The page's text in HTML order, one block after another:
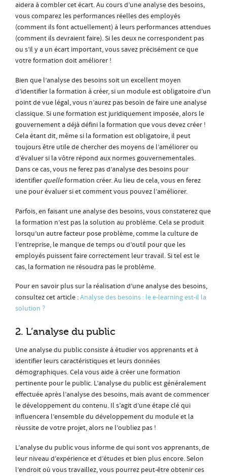
aidera à combler cet écart. Au cours d’une analyse des besoins,
vous comparez les performances réelles des employés
(comment ils font actuellement) à leurs performances attendues
(comment ils devraient faire). Si les deux ne correspondent pas
ou s’il y a un écart important, vous savez précisément ce que
votre formation doit améliorer !
Bien que l’analyse des besoins soit un excellent moyen
d’identifier la formation à créer, si un module est obligatoire d’un
point de vue légal, vous n’aurez pas besoin de faire une analyse
classique. Si une formation est juridiquement imposée, alors le
gouvernement a déjà défini la formation que vous devez créer !
Cela étant dit, même si la formation est obligatoire, il peut
toujours être utile de chercher des moyens de l’améliorer ou
d’évaluer si la vôtre répond aux normes gouvernementales.
Dans ce cas, vous ne ferez pas d’analyse des besoins pour
identifier quelleformation créer. Au lieu de cela, vous en ferez
une pour évaluer si et comment vous pouvez l’améliorer.
Parfois, en faisant une analyse des besoins, vous constaterez que
la formation n’est pas la solution au problème. Cela se produit
lorsqu’un autre facteur pose problème, comme la culture de
l’entreprise, le manque de temps ou d’outil pour que les
employés puissent faire correctement leur travail. Si tel est le
cas, la formation ne résoudra pas le problème.
Pour en savoir plus sur la réalisation d’une analyse des besoins,
consultez cet article :Analyse des besoins : le e-learning est-il la
solution ?
2. L’analyse du public
Une analyse du public consiste à étudier vos apprenants et à
identifier leurs caractéristiques et leurs données
démographiques. Cela vous aide à créer une formation
pertinente pour le public. L’analyse du public est généralement
effectuée après l’analyse des besoins, mais avant de commencer
le développement du contenu. Il s’agit d’une étape clé qui
influencera l’ensemble du développement du module et la
réussite de votre projet, alors ne l’oubliez pas !
L’analyse du public vous informe de qui sont vos apprenants, de
leur niveau d’expérience et d’études et bien plus encore. Selon
l’endroit où vous travaillez, vous pourrez peut-être obtenir ces